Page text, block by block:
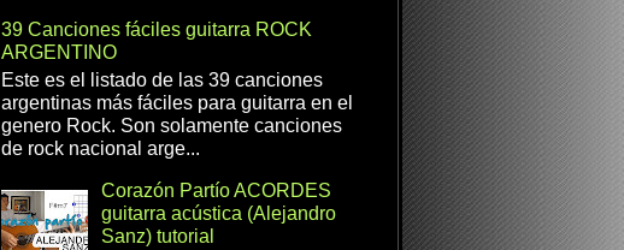
39 Canciones fáciles guitarra ROCK
ARGENTINO
Este es el listado de las 39 canciones
argentinas más fáciles para guitarra en el
genero Rock. Son solamente canciones
de rock nacional arge...
Corazón Partío ACORDES
guitarra acústica (Alejandro
Sanz) tutorial